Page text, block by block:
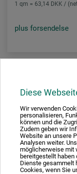
Diese
Wir verwenden
personalisieren,
können und die
Zudem geben wir
Website an unsere
Analysen weiter.
möglicherweise mit
bereitgestellt haben
Dienste gesammelt
Cookies, wenn Sie
1 qm = 63,14 DKK /
plus forsendelse